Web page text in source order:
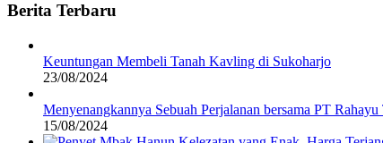
Berita Terbaru
Keuntungan Membeli Tanah Kavling di Sukoharjo
23/08/2024
Menyenangkannya Sebuah Perjalanan bersama PT
15/08/2024